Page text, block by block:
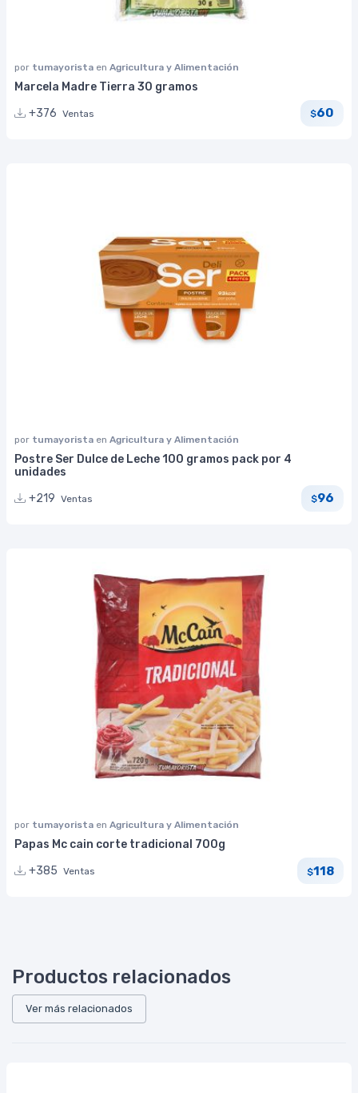
por tumayorista en Agricultura y Alimentación
Marcela Madre Tierra 30 gramos
+376 Ventas $60
por tumayorista en Agricultura y Alimentación
Postre Ser Dulce de Leche 100 gramos pack por 4
unidades
+219 Ventas $96
por tumayorista en Agricultura y Alimentación
Papas Mc cain corte tradicional 700g
+385 Ventas $118
Productos relacionados
Ver más relacionados